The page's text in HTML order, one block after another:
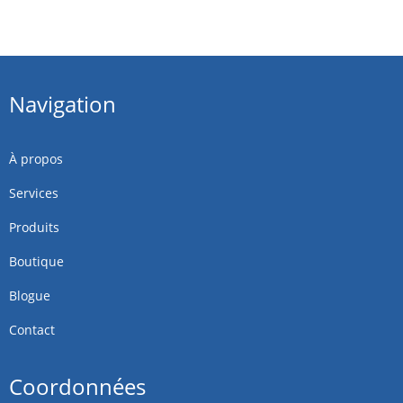
Navigation
À propos
Services
Produits
Boutique
Blogue
Contact
Coordonnées